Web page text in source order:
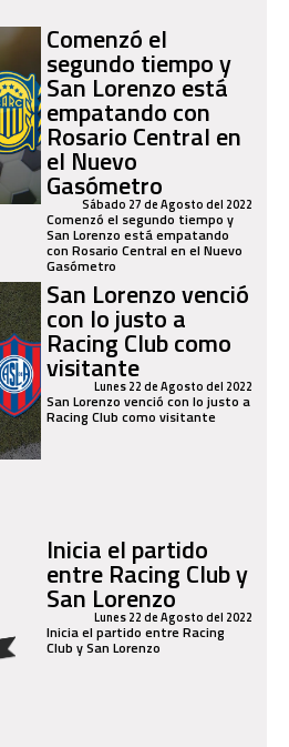
Comenzó el
segundo tiempo y
San Lorenzo está
empatando con
Rosario Central en
el Nuevo
Gasómetro
Sábado 27 de Agosto del 2022
Comenzó el segundo tiempo y
San Lorenzo está empatando
con Rosario Central en el Nuevo
Gasómetro
San Lorenzo venció
con lo justo a
Racing Club como
visitanteLunes 22 de Agosto del 2022
San Lorenzo venció con lo justo a
Racing Club como visitante
Inicia el partido
entre Racing Club y
San Lorenzo
Lunes 22 de Agosto del 2022
Inicia el partido entre Racing
Club y San Lorenzo